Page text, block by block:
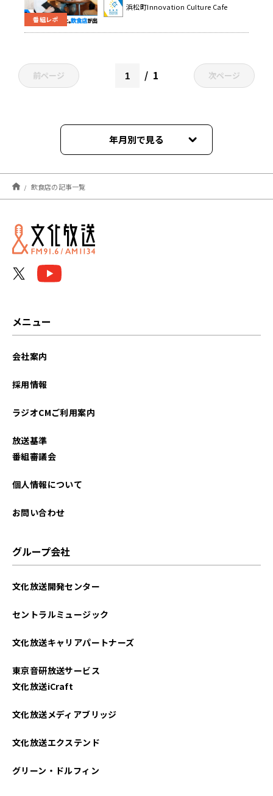
番組レポ
浜松町Innovation Culture Cafe
前ページ 1 次ページ
年月別で見る
2024年08月
2024年05月
2023年09月
飲食店の記事一覧
メニュー
会社案内
採用情報
ラジオCMご利用案内
放送基準
番組審議会
個人情報について
お問い合わせ
グループ会社
文化放送開発センター
セントラルミュージック
文化放送キャリアパートナーズ
東京音研放送サービス
文化放送iCraft
文化放送メディアブリッジ
文化放送エクステンド
グリーン・ドルフィン